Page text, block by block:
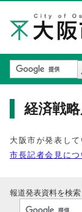
経済戦
大阪市が発表し
市長記者会見につ
報道発表資料を検索